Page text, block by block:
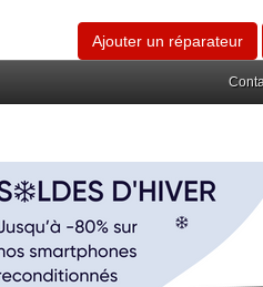
Ajouter un réparateur